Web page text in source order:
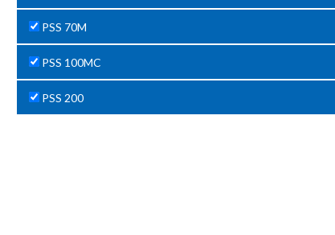
PSS 70M
PSS 100MC
PSS 200